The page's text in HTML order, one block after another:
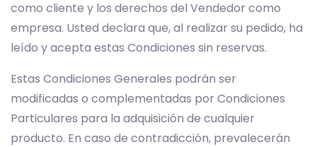
como cliente y los derechos del Vendedor como
empresa. Usted declara que, al realizar su pedido, ha
leído y acepta estas Condiciones sin reservas.
Estas Condiciones Generales podrán ser
modificadas o complementadas por Condiciones
Particulares para la adquisición de cualquier
producto. En caso de contradicción, prevalecerán